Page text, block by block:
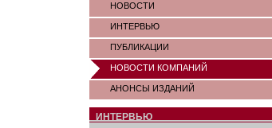
НОВОСТИ
ИНТЕРВЬЮ
ПУБЛИКАЦИИ
НОВОСТИ КОМПАНИЙ
АНОНСЫ ИЗДАНИЙ
ИНТЕРВЬЮ